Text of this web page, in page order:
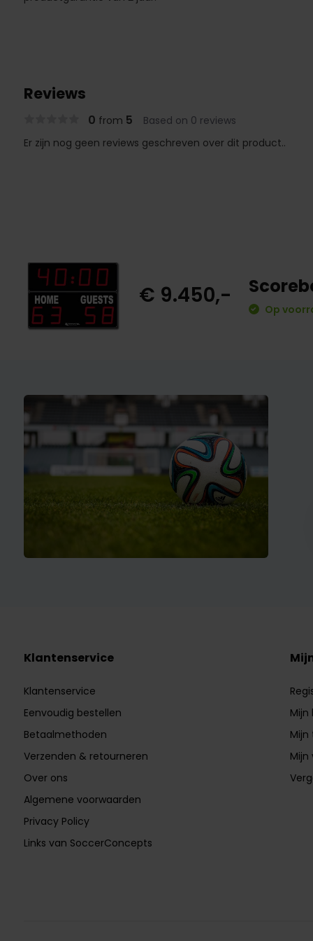
Reviews
0 from 5 Based on 0 reviews
Er zijn nog geen reviews geschreven over dit product..
€ 9.450,-
Op
Klantenservice
Klantenservice
Eenvoudig bestellen
Betaalmethoden
Verzenden & retourneren
Over ons
Algemene voorwaarden
Privacy Policy
Links van SoccerConcepts
Mijn
Mijn
Mijn